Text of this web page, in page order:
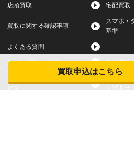
買取申込はこちら
店頭買取 宅配買取
買取に関する確認事項
スマホ・
基準
よくある質問
Apple下取サービス WEB限定
法人向